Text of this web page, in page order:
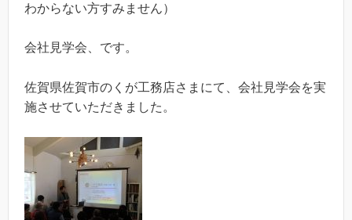
わからない方すみません）
会社見学会、です。
佐賀県佐賀市のくが工務店さまにて、会社見学会を実
施させていただきました。